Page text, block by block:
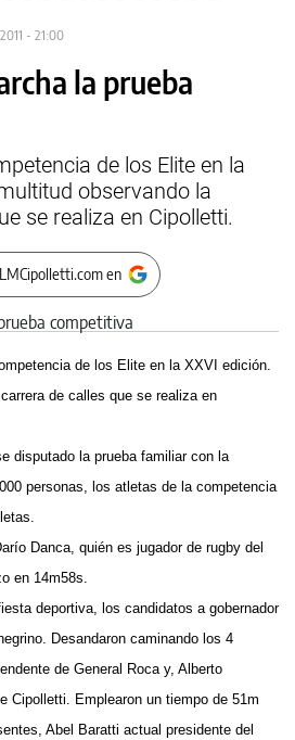
- 21:00
la prueba
de los Elite en la
observando la
se realiza en Cipolletti.
en
de los Elite en la XXVI edición.
de calles que se realiza en
disputado la prueba familiar con la
personas, los atletas de la competencia
Danca, quién es jugador de rugby del
en 14m58s.
deportiva, los candidatos a gobernador
Desandaron caminando los 4
de General Roca y, Alberto
Cipolletti. Emplearon un tiempo de 51m
Abel Baratti actual presidente del